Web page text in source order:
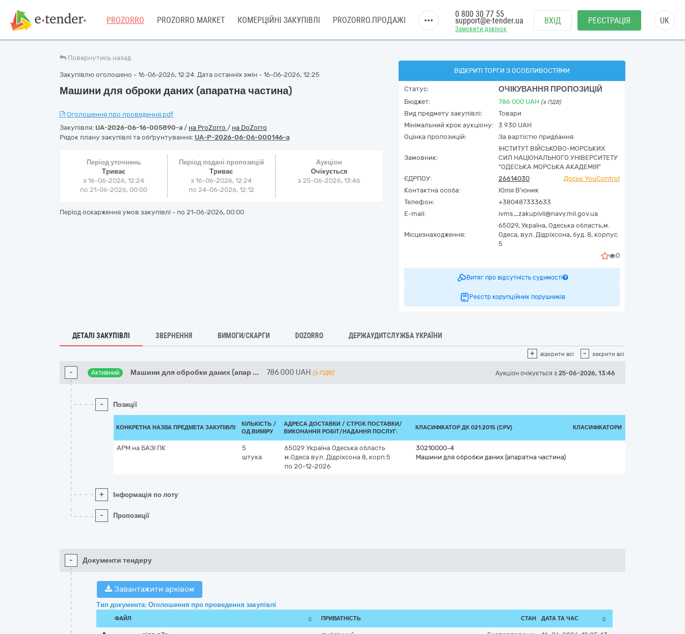
PROZORRO PROZORRO MARKET КОМЕРЦІЙНІ ЗАКУПІВЛІ PROZORRO.ПРОДАЖІ
Замовити дзвінок
0 800 30 77 55
support@e-tender.ua ВХІД РЕЄСТРАЦІЯ UK
Повернутись назад
Закупівлю оголошено - 16-06-2026, 12:24. Дата останніх змін - 16-06-2026, 12:25
Машини для оброки даних (апаратна частина)
Оголошення про проведення.pdf
Закупівля: UA-2026-06-16-005890-a / на ProZorro / на DoZorro
Рядок плану закупівлі та обґрунтування: UA-P-2026-06-06-000146-a
Період уточнень
Триває
з 16-06-2026, 12:24
по 21-06-2026, 00:00
Період подачі пропозицій
Триває
з 16-06-2026, 12:24
по 24-06-2026, 12:12
Аукціон
Очікується
з25-06-2026, 13:46
Період оскарження умов закупівлі - по 21-06-2026, 00:00
ВІДКРИТІ ТОРГИ З ОСОБЛИВОСТЯМИ
Статус: ОЧІКУВАННЯ ПРОПОЗИЦІЙ
Бюджет: 786 000 UAH (з ПДВ)
Вид предмету закупівлі:
Товари
Мінімальний крок аукціону:
3 930 UAH
Оцінка пропозицій:
За вартістю придбання
Замовник:
ІНСТИТУТ ВІЙСЬКОВО-МОРСЬКИХ
СИЛ НАЦІОНАЛЬНОГО УНІВЕРСИТЕТУ
"ОДЕСЬКА МОРСЬКА АКАДЕМІЯ"
ЄДРПОУ:
26614030
Досьє YouControl
Контактна особа:
Юлія В'юник
Телефон:
+380487333633
E-mail:
ivms_zakupivli@navy.mil.gov.ua
Місцезнаходження:
65029, Україна, Одеська область,м.
Одеса, вул. Дідріхсона, буд. 8, корпус
5
0
Витяг про відсутність судимості
Реєстр корупційних порушників
ДЕТАЛІ ЗАКУПІВЛІ ЗВЕРНЕННЯ ВИМОГИ/СКАРГИ DOZORRO ДЕРЖАУДИТСЛУЖБА УКРАЇНИ
+ відкрити всі - закрити всі
- Активний Машини для обробки даних (апар ... 786 000 UAH (з ПДВ) Аукціон очікується з 25-06-2026, 13:46
- Позиції
КОНКРЕТНА НАЗВА ПРЕДМЕТА ЗАКУПІВЛІ
КІЛЬКІСТЬ /
ОД.ВИМІРУ
АДРЕСА ДОСТАВКИ / СТРОК ПОСТАВКИ/
ВИКОНАННЯ РОБІТ/НАДАННЯ ПОСЛУГ:
КЛАСИФІКАТОР ДК 021:2015 (CPV) КЛАСИФІКАТОРИ
АРМ на БАЗІ ПК
5
штука
65029 Україна Одеська область
м.Одеса вул. Дідріхсона 8, корп.5
по 20-12-2026
30210000-4
Машини для обробки даних (апаратна частина)
+ Інформація по лоту
- Пропозиції
- Документи тендеру
Завантажити архівом
Тип документа: Оголошення про проведення закупівлі
ФАЙЛ ПРИВАТНІСТЬ СТАН ДАТА ТА ЧАС